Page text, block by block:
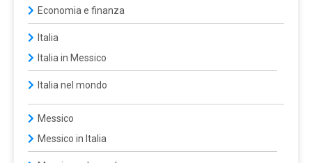
Economia e finanza
Italia
Italia in Messico
Italia nel mondo
Messico
Messico in Italia